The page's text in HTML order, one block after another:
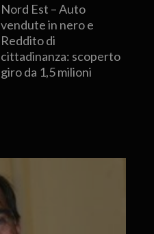
Nord Est – Auto
vendute in nero e
Reddito di
cittadinanza: scoperto
giro da 1,5 milioni